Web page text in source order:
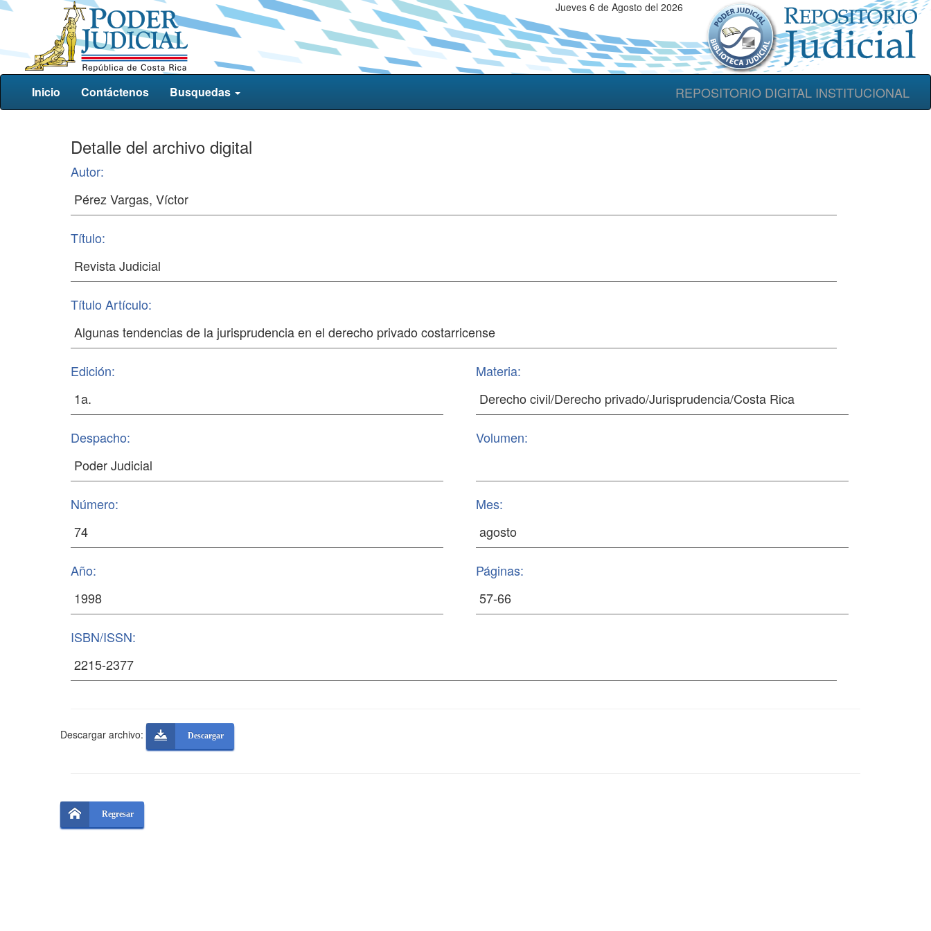
Jueves 6 de Agosto del 2026
REPOSITORIO DIGITAL INSTITUCIONAL
Inicio Contáctenos Busquedas
Detalle del archivo digital
Autor:
Título:
Título Artículo:
Edición: Materia:
Despacho: Volumen:
Número: Mes:
Año: Páginas:
ISBN/ISSN:
Descargar archivo: Descargar
Regresar